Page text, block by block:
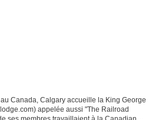
Canada, Calgary accueille la King George
appelée aussi "The Railroad